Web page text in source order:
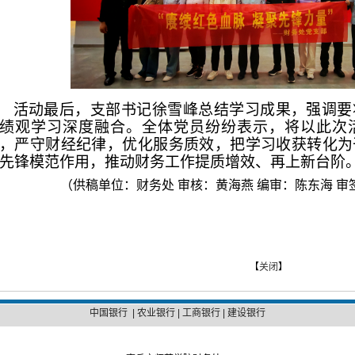
活动最后，支部书记徐雪峰总结学习成果，强调
观学习深度融合。全体党员纷纷表示，将以此次
严守财经纪律，优化服务质效，把学习收获转化
锋模范作用，推动财务工作提质增效、再上新台阶
（供稿单位：财务处 审核：黄海燕 编审：陈东海 审
【关闭】
中国银行 农业银行 工商银行 建设银行